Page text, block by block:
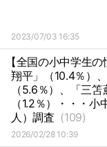
2023/07/03 16:35
【全国の小中学生
翔平」（10.4％）
（5.6％）、「三
（1.2％）・・・
人）調査 (109)
2026/02/28 10:39